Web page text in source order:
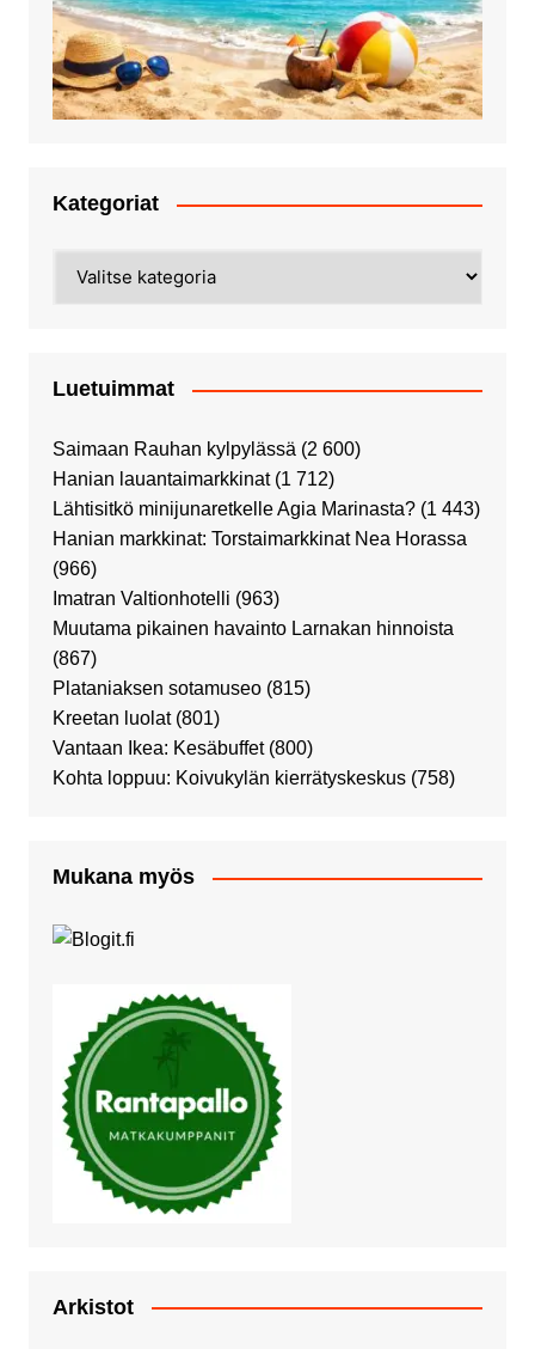
Kategoriat
Luetuimmat
Saimaan Rauhan kylpylässä (2 600)
Hanian lauantaimarkkinat (1 712)
Lähtisitkö minijunaretkelle Agia Marinasta? (1 443)
Hanian markkinat: Torstaimarkkinat Nea Horassa
(966)
Imatran Valtionhotelli (963)
Muutama pikainen havainto Larnakan hinnoista
(867)
Plataniaksen sotamuseo (815)
Kreetan luolat (801)
Vantaan Ikea: Kesäbuffet (800)
Kohta loppuu: Koivukylän kierrätyskeskus (758)
Mukana myös
Arkistot